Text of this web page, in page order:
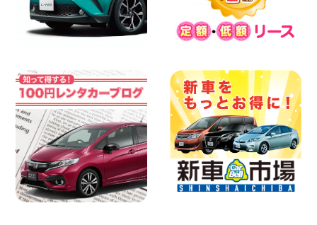
2026三河安城店お盆休みご連絡 愛知県
三河安城店
100円レンタカー 三河安城
2026年08月08日
戸店
100円レンタカー 杉戸
2026年08月07日
佐渡でのドライブは安全第一!交通事故に
ご注意ください 新潟県 佐渡空港店
100円レンタカー 佐渡空港
2026年08月07日
楽しい佐渡旅行を守るために!安全運転の
お願い 新潟県 両津店
100円レンタカー 両津